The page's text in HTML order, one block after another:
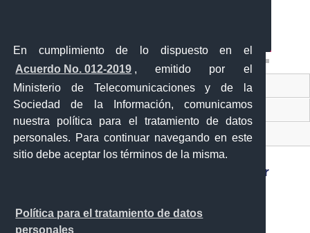
En cumplimiento de lo dispuesto en el
Acuerdo No. 012-2019 , emitido por el
Ministerio de Telecomunicaciones y de la
Sociedad de la Información, comunicamos
nuestra política para el tratamiento de datos
personales. Para continuar navegando en este
sitio debe aceptar los términos de la misma.
Política para el tratamiento de datos
personales
Contacto Ciudadano
Ventanilla Única de Comercio Exterior
Sistema Nacional de Información (SNI)
Sánchez y Cifuentes y Juan de Velasco esquina,
Ibarra - Ecuador